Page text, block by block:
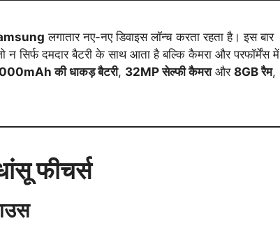
लगातार नए-नए डिवाइस लॉन्च करता रहता है। इस बार
न सिर्फ दमदार बैटरी के साथ आता है बल्कि कैमरा और परफॉर्मेंस में
की धाकड़ बैटरी, 32MP सेल्फी कैमराऔर 8GB रैम,
फीचर्स